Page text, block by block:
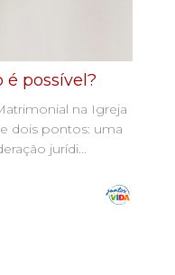
é possível?
na Igreja
dois pontos: uma
jurídi...